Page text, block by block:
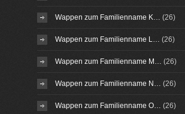
Wappen zum Familienname K… (26)
Wappen zum Familienname L… (26)
Wappen zum Familienname M… (26)
Wappen zum Familienname N… (26)
Wappen zum Familienname O… (26)